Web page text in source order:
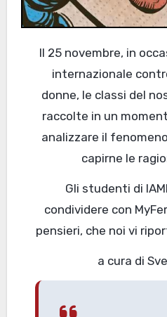
Il 25 novembre, in occasione della giornata
internazionale
donne, le classi del
raccolte in un
analizzare il
capirne le
Gli studenti di
condividere con
pensieri, che noi vi
a cura di